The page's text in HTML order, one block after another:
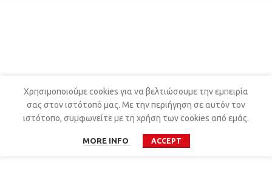
Χρησιμοποιούμε cookies για να βελτιώσουμε την εμπειρία
σας στον ιστότοπό μας. Με την περιήγηση σε αυτόν τον
ιστότοπο, συμφωνείτε με τη χρήση των cookies από εμάς.
MORE INFO ACCEPT